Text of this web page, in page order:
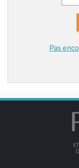
Mot
Pas